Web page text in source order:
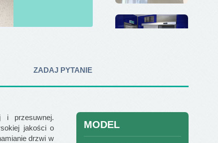
ZADAJ PYTANIE
i przesuwnej.
jakości o
drzwi w
MODEL